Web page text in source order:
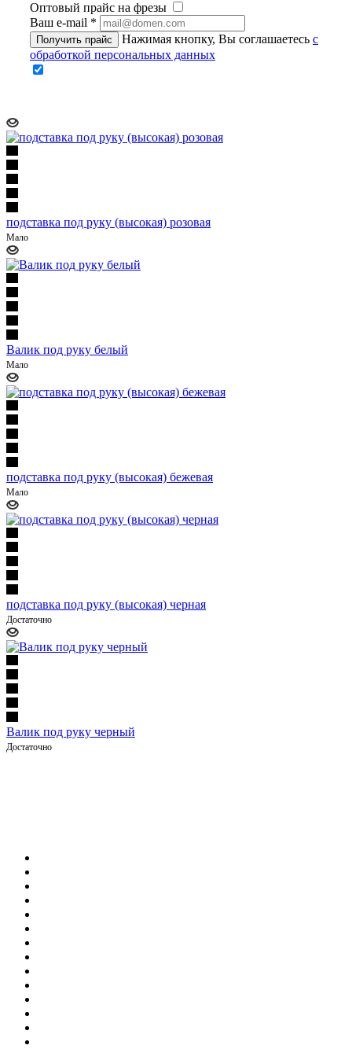
Оптовый прайс на фрезы
Ваш e-mail *
Получить прайс Нажимая кнопку, Вы соглашаетесь с
обработкой персональных данных
подставка под руку (высокая) розовая
Мало
Валик под руку белый
Мало
подставка под руку (высокая) бежевая
Мало
подставка под руку (высокая) черная
Достаточно
Валик под руку черный
Достаточно